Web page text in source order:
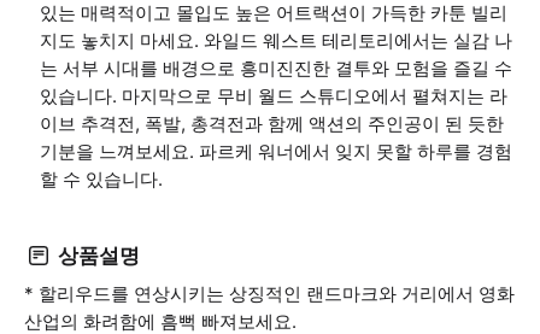
있는 매력적이고 몰입도 높은 어트랙션이 가득한 카툰 빌리
지도 놓치지 마세요. 와일드 웨스트 테리토리에서는 실감 나
는 서부 시대를 배경으로 흥미진진한 결투와 모험을 즐길 수
있습니다. 마지막으로 무비 월드 스튜디오에서 펼쳐지는 라
이브 추격전, 폭발, 총격전과 함께 액션의 주인공이 된 듯한
기분을 느껴보세요. 파르케 워너에서 잊지 못할 하루를 경험
할 수 있습니다.
상품설명
* 할리우드를 연상시키는 상징적인 랜드마크와 거리에서 영화
산업의 화려함에 흠뻑 빠져보세요.